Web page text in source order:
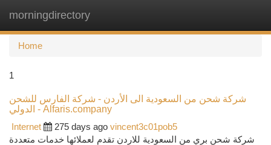
morningdirectory
Home
1
شركة شحن من السعودية الى الأردن - شركة الفارس للشحن
الدولي - Alfaris.company
Internet
275 days ago vincent3c01pob5
شركة شحن بري من السعودية للاردن تقدم لعملائها خدمات متعددة